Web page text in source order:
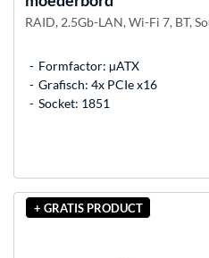
RAID, 2.5Gb-LAN, Wi-Fi 7, BT,
Formfactor: µATX
Grafisch: 4x PCIe x16
Socket: 1851
+ GRATIS PRODUCT